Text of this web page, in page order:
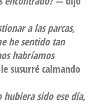
a las parcas,
he sentido tan
habríamos
susurré calmando
hubiera sido ese día,